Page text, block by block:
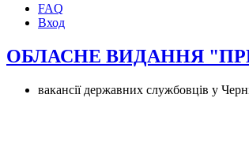
FAQ
Вход
ОБЛАСНЕ ВИДАННЯ
вакансії державних службовців у